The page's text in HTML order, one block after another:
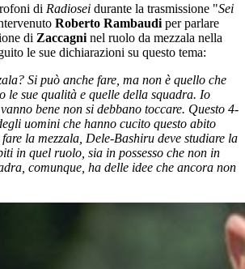
di Radiosei durante la trasmissione "Sei
Roberto Rambaudi per parlare
di Zaccagni nel ruolo da mezzala nella
le sue dichiarazioni su questo tema:
Si può anche fare, ma non è quello che
le sue qualità e quelle della squadra. Io
bene non si debbano toccare. Questo 4-
uomini che hanno cucito questo abito
fare la mezzala, Dele-Bashiru deve studiare la
in quel ruolo, sia in possesso che non in
comunque, ha delle idee che ancora non